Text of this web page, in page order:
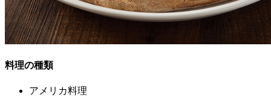
料理の種類
アメリカ料理